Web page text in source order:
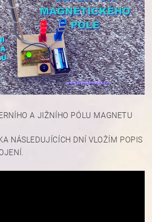
A JIŽNÍHO PÓLU MAGNETU
NÁSLEDUJÍCÍCH DNÍ VLOŽÍM POPIS